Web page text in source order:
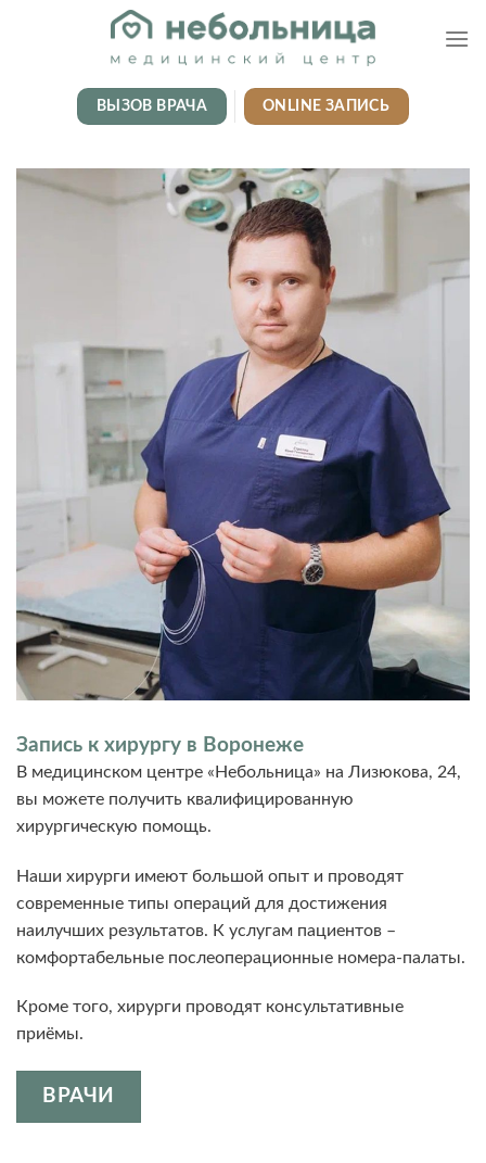
ВЫЗОВ ВРАЧА ONLINE ЗАПИСЬ
Запись к хирургу в Воронеже
В медицинском центре «Небольница» на Лизюкова, 24,
вы можете получить квалифицированную
хирургическую помощь.
Наши хирурги имеют большой опыт и проводят
современные типы операций для достижения
наилучших результатов. К услугам пациентов –
комфортабельные послеоперационные номера-палаты.
Кроме того, хирурги проводят консультативные
приёмы.
ВРАЧИ